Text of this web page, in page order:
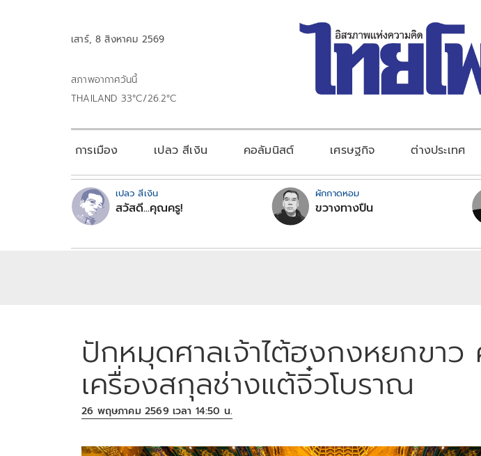
เสาร์, 8 สิงหาคม 2569
สภาพอากาศวันนี้
THAILAND 33°C/26.2°C
การเมือง เปลว สีเงิน คอลัมนิสต์ เศรษฐกิจ ต่างประเทศ
เปลว สีเงิน
สวัสดี...คุณครู!
ผักกาดหอม
ขวางทางปืน
ปักหมุดศาลเจ้าไต้ฮงกงหยกขาว
เครื่องสกุลช่างแต้จิ๋วโบราณ
26 พฤษภาคม 2569 เวลา 14:50 น.